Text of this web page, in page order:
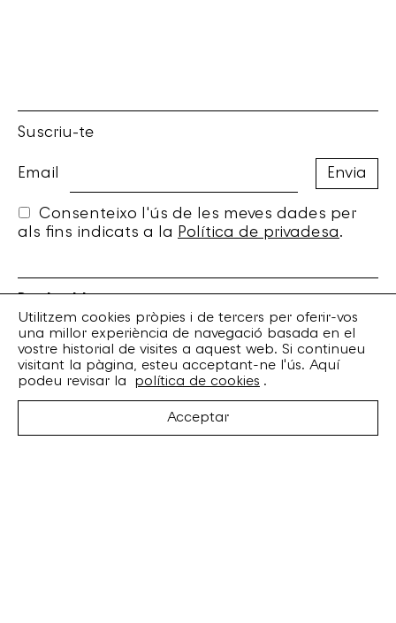
Suscriu-te
Email
Consenteixo l'ús de les meves dades per
als fins indicats a la Política de privadesa.
Torrent de l’Olla, 203 Local 1
08012 Barcelona
+34 932 070 164
bankrobber@bankrobber.net
Utilitzem cookies pròpies i de tercers per oferir-vos
una millor experiència de navegació basada en el
vostre historial de visites a aquest web. Si continueu
visitant la pàgina, esteu acceptant-ne l'ús. Aquí
podeu revisar la
política de cookies .
Acceptar